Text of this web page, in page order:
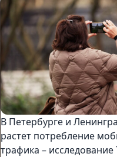
В Петербурге и
растет потребление
трафика – исследование